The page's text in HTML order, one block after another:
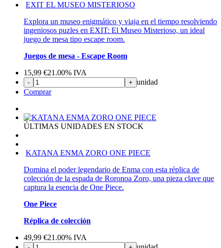
EXIT EL MUSEO MISTERIOSO
Explora un museo enigmático y viaja en el tiempo resolviendo
ingeniosos puzles en EXIT: El Museo Misterioso, un ideal
juego de mesa tipo escape room.
Juegos de mesa - Escape Room
15,99 €21.00% IVA
- + unidad
Comprar
ÚLTIMAS UNIDADES EN STOCK
KATANA ENMA ZORO ONE PIECE
Domina el poder legendario de Enma con esta réplica de
colección de la espada de Roronoa Zoro, una pieza clave que
captura la esencia de One Piece.
One Piece
Réplica de colección
49,99 €21.00% IVA